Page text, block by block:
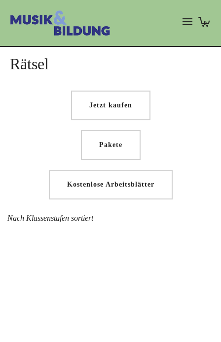
0
Rätsel
Jetzt kaufen
Pakete
Kostenlose Arbeitsblätter
Nach Klassenstufen sortiert